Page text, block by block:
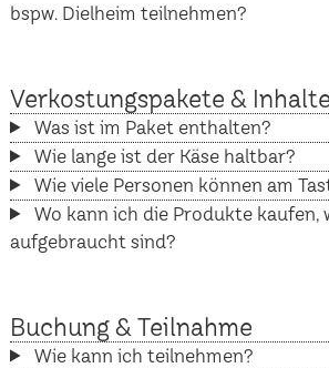
bspw. Dielheim teilnehmen?
Verkostungspakete & Inhalte
Was ist im Paket enthalten?
Wie lange ist der Käse haltbar?
Wie viele Personen können am
Wo kann ich die Produkte kaufen,
aufgebraucht sind?
Buchung & Teilnahme
Wie kann ich teilnehmen?